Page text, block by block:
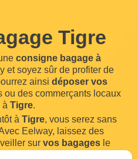
Tigre
consigne bagage à
et soyez sûr de profiter de
ainsi déposer vos
ou des commerçants locaux
à Tigre.
à Tigre, vous serez sans
Eelway, laissez des
sur vos bagages le